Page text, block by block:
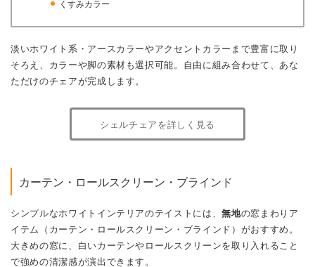
カーテン・ロールスクリーン・ブラインド
シンプルなホワイトインテリアのテイストには、
イテム（カーテン・ロールスクリーン・ブラインド）がおすすめ。
で強めの清潔感が演出できます。
すい
のが魅力。ただ、ホワイトインテリアでコーディネートすると
きは、真っ白ではなく少しだけ色味のあるアイボリーやベージュが
良いでしょう。